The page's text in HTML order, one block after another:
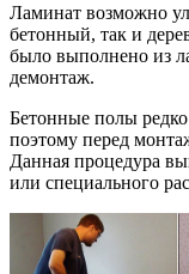
Ламинат возможно
бетонный, так и
было выполнено из
демонтаж.
Бетонные полы
поэтому перед
Данная процедура
или специального